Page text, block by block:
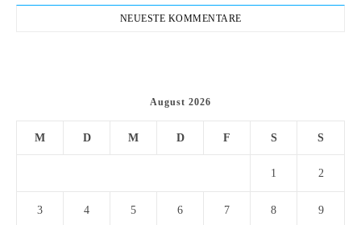
NEUESTE KOMMENTARE
August 2026
M D M D F S S
1 2
3 4 5 6 7 8 9